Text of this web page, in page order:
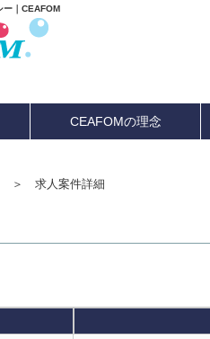
ー｜CEAFOM
CEAFOMの理念
＞ 求人案件詳細